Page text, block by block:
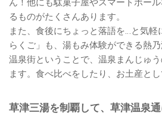
るものがたくさんあります。
また、食後にちょっと落語を…と気
らくご」も、湯もみ体験ができる熱乃
温泉街ということで、温泉まんじゅ
ます。食べ比べをしたり、お土産と
草津三湯を制覇して、草津温泉